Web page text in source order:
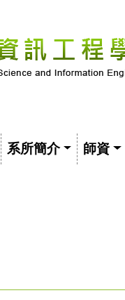
系所簡介 師資